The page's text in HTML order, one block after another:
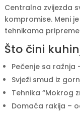
Centralna zvijezda
kompromise. Meni
tehnikama
Što čini
Pečenje sa
Svježi smuđ iz
Tehnika “Mokrog
Domaća rakija –